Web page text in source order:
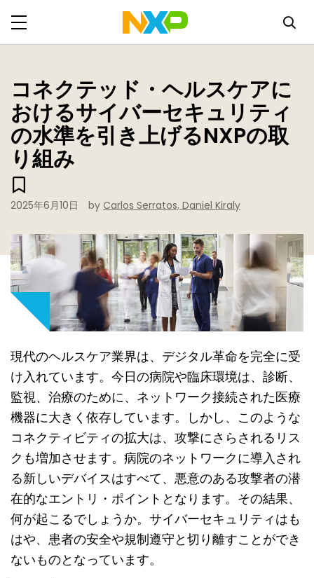
コネクテッド・ヘルスケアに
おけるサイバーセキュリティ
の水準を引き上げるNXPの取
り組み
2025年6月10日 by Carlos Serratos, Daniel Kiraly
現代のヘルスケア業界は、デジタル革命を完全に受
け入れています。今日の病院や臨床環境は、診断、
監視、治療のために、ネットワーク接続された医療
機器に大きく依存しています。しかし、このような
コネクティビティの拡大は、攻撃にさらされるリス
クも増加させます。病院のネットワークに導入され
る新しいデバイスはすべて、悪意のある攻撃者の潜
在的なエントリ・ポイントとなります。その結果、
何が起こるでしょうか。サイバーセキュリティはも
はや、患者の安全や規制遵守と切り離すことができ
ないものとなっています。